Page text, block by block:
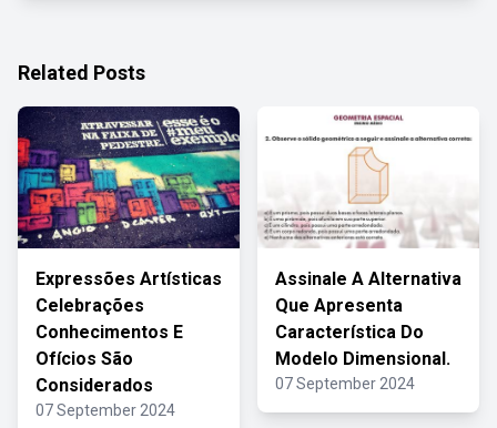
Related Posts
Expressões Artísticas
Celebrações
Conhecimentos E
Ofícios São
Considerados
07 September 2024
Assinale A Alternativa
Que Apresenta
Característica Do
Modelo Dimensional.
07 September 2024